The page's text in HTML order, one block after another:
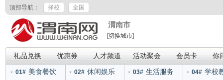
顶部导航： 择校 全国
渭南市
[切换城市]
礼品兑换 优惠券 人才频道 活动聚会 会员卡 你
01# 美食餐饮 02# 休闲娱乐 03# 生活服务 04# 学校